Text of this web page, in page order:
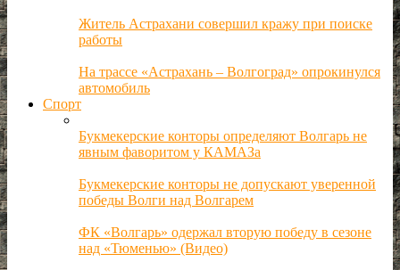
Житель Астрахани совершил кражу при поиске
работы
На трассе «Астрахань – Волгоград» опрокинулся
автомобиль
Спорт
Букмекерские конторы определяют Волгарь не
явным фаворитом у КАМАЗа
Букмекерские конторы не допускают уверенной
победы Волги над Волгарем
ФК «Волгарь» одержал вторую победу в сезоне
над «Тюменью» (Видео)